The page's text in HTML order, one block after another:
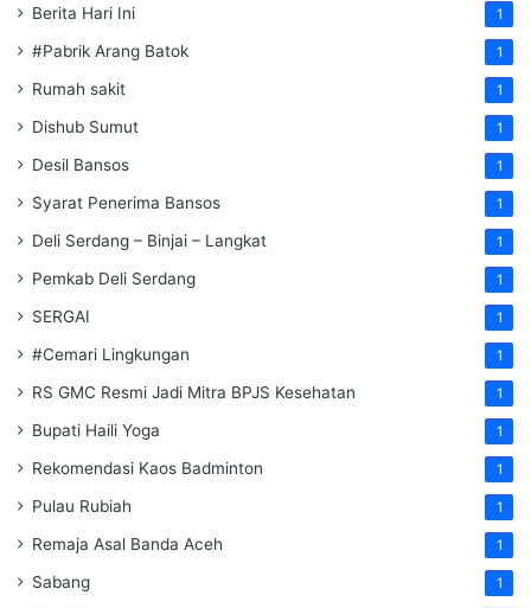
Berita Hari Ini 1
#Pabrik Arang Batok 1
Rumah sakit 1
Dishub Sumut 1
Desil Bansos 1
Syarat Penerima Bansos 1
Deli Serdang – Binjai – Langkat 1
Pemkab Deli Serdang 1
SERGAI 1
#Cemari Lingkungan 1
RS GMC Resmi Jadi Mitra BPJS Kesehatan 1
Bupati Haili Yoga 1
Rekomendasi Kaos Badminton 1
Pulau Rubiah 1
Remaja Asal Banda Aceh 1
Sabang 1